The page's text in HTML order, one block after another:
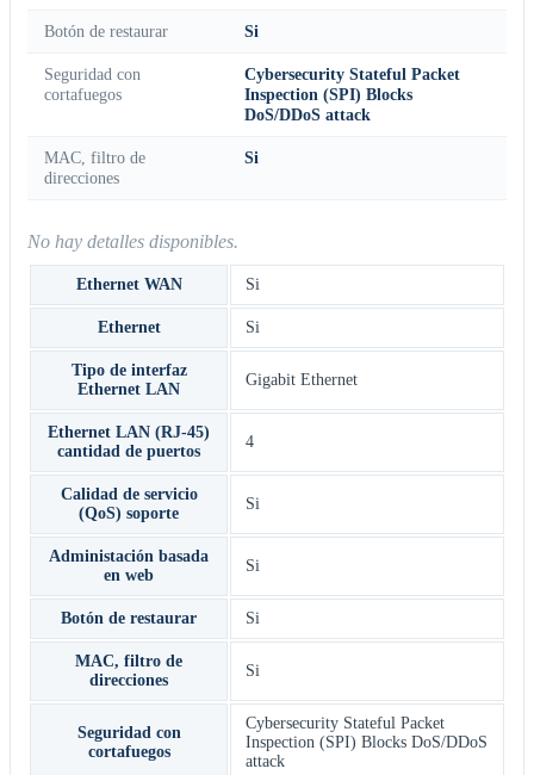
Botón de restaurar Si
Seguridad con
cortafuegos
Cybersecurity Stateful Packet
Inspection (SPI) Blocks
DoS/DDoS attack
MAC, filtro de
direcciones
Si
No hay detalles disponibles.
Ethernet WAN Si
Ethernet Si
Tipo de interfaz
Ethernet LAN
Gigabit Ethernet
Ethernet LAN (RJ-45)
cantidad de puertos
4
Calidad de servicio
(QoS) soporte
Si
Administación basada
en web
Si
Botón de restaurar Si
MAC, filtro de
direcciones
Si
Seguridad con
cortafuegos
Cybersecurity Stateful Packet
Inspection (SPI) Blocks DoS/DDoS
attack